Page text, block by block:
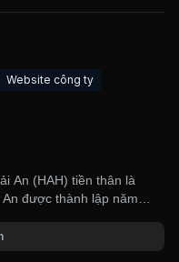
tỷ lệ 10%
2:1, giá 14000 đ/cp
tỷ lệ 10%
Website công ty
An (HAH) tiền thân là
được thành lập năm
sức chứa gần 16.000
bao gồm các tỉnh, thành